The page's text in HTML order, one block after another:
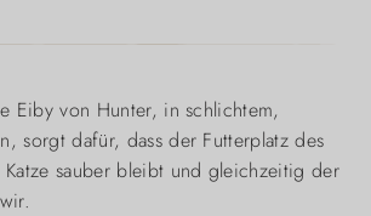
Eiby von Hunter, in schlichtem,
sorgt dafür, dass der Futterplatz des
sauber bleibt und gleichzeitig der